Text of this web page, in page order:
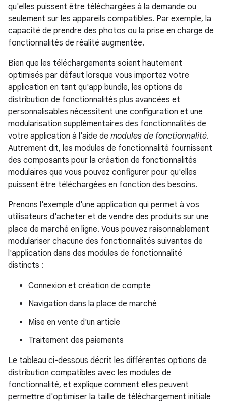
qu'elles puissent être téléchargées à la demande ou
seulement sur les appareils compatibles. Par exemple, la
capacité de prendre des photos ou la prise en charge de
fonctionnalités de réalité augmentée.
Bien que les téléchargements soient hautement
optimisés par défaut lorsque vous importez votre
application en tant qu'app bundle, les options de
distribution de fonctionnalités plus avancées et
personnalisables nécessitent une configuration et une
modularisation supplémentaires des fonctionnalités de
votre application à l'aide de modules de fonctionnalité.
Autrement dit, les modules de fonctionnalité fournissent
des composants pour la création de fonctionnalités
modulaires que vous pouvez configurer pour qu'elles
puissent être téléchargées en fonction des besoins.
Prenons l'exemple d'une application qui permet à vos
utilisateurs d'acheter et de vendre des produits sur une
place de marché en ligne. Vous pouvez raisonnablement
modulariser chacune des fonctionnalités suivantes de
l'application dans des modules de fonctionnalité
distincts :
Connexion et création de compte
Navigation dans la place de marché
Mise en vente d'un article
Traitement des paiements
Le tableau ci-dessous décrit les différentes options de
distribution compatibles avec les modules de
fonctionnalité, et explique comment elles peuvent
permettre d'optimiser la taille de téléchargement initiale